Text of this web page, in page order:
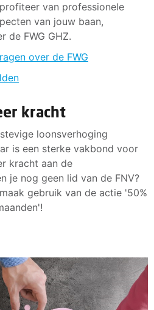
van professionele
van jouw baan,
de FWG GHZ.
over de FWG
kracht
loonsverhoging
is een sterke vakbond voor
kracht aan de
je nog geen lid van de FNV?
gebruik van de actie '50%